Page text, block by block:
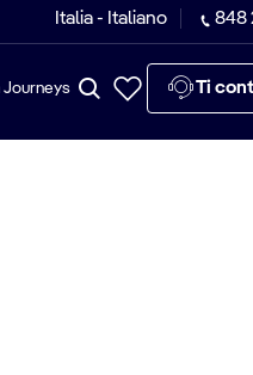
Italia - Italiano 848
Journeys Ti